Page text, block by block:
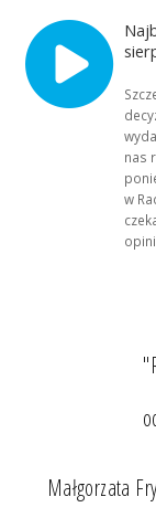
nas
w
Małgorzata